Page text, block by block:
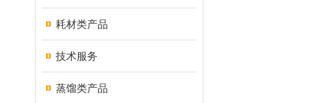
耗材类产品
技术服务
蒸馏类产品